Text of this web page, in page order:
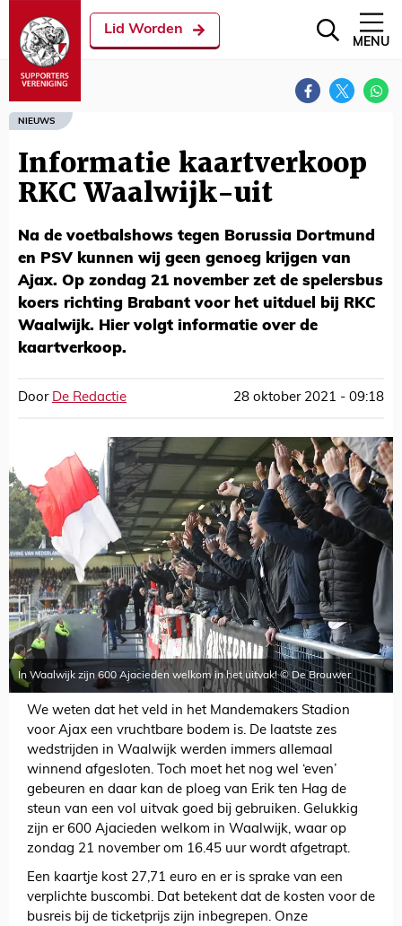
Lid Worden
MENU
NIEUWS
Informatie kaartverkoop
RKC Waalwijk-uit
Na de voetbalshows tegen Borussia Dortmund
en PSV kunnen wij geen genoeg krijgen van
Ajax. Op zondag 21 november zet de spelersbus
koers richting Brabant voor het uitduel bij RKC
Waalwijk. Hier volgt informatie over de
kaartverkoop.
Door De Redactie 28 oktober 2021 - 09:18
In Waalwijk zijn 600 Ajacieden welkom in het uitvak! © De Brouwer
We weten dat het veld in het Mandemakers Stadion
voor Ajax een vruchtbare bodem is. De laatste zes
wedstrijden in Waalwijk werden immers allemaal
winnend afgesloten. Toch moet het nog wel ‘even’
gebeuren en daar kan de ploeg van Erik ten Hag de
steun van een vol uitvak goed bij gebruiken. Gelukkig
zijn er 600 Ajacieden welkom in Waalwijk, waar op
zondag 21 november om 16.45 uur wordt afgetrapt.
Een kaartje kost 27,71 euro en er is sprake van een
verplichte buscombi. Dat betekent dat de kosten voor de
busreis bij de ticketprijs zijn inbegrepen. Onze